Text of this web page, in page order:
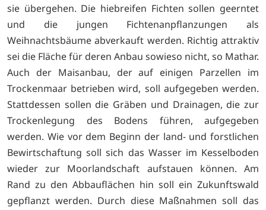
sie übergehen. Die hiebreifen Fichten sollen geerntet
und die jungen Fichtenanpflanzungen als
Weihnachtsbäume abverkauft werden. Richtig attraktiv
sei die Fläche für deren Anbau sowieso nicht, so Mathar.
Auch der Maisanbau, der auf einigen Parzellen im
Trockenmaar betrieben wird, soll aufgegeben werden.
Stattdessen sollen die Gräben und Drainagen, die zur
Trockenlegung des Bodens führen, aufgegeben
werden. Wie vor dem Beginn der land- und forstlichen
Bewirtschaftung soll sich das Wasser im Kesselboden
wieder zur Moorlandschaft aufstauen können. Am
Rand zu den Abbauflächen hin soll ein Zukunftswald
gepflanzt werden. Durch diese Maßnahmen soll das